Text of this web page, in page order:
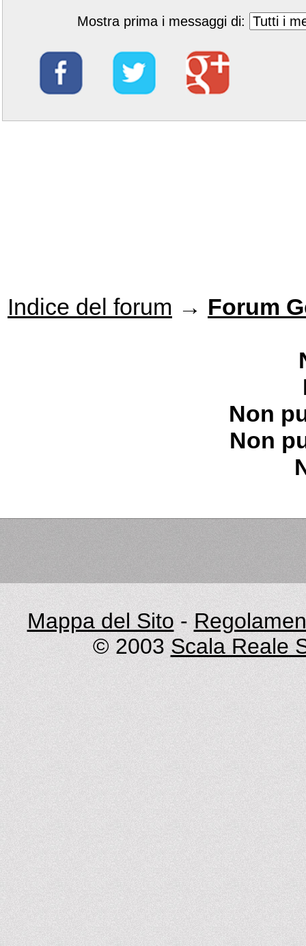
Mostra prima i messaggi di:
Indice del forum → Forum
Non
Non
Mappa del Sito-
© 2003 Scala Reale